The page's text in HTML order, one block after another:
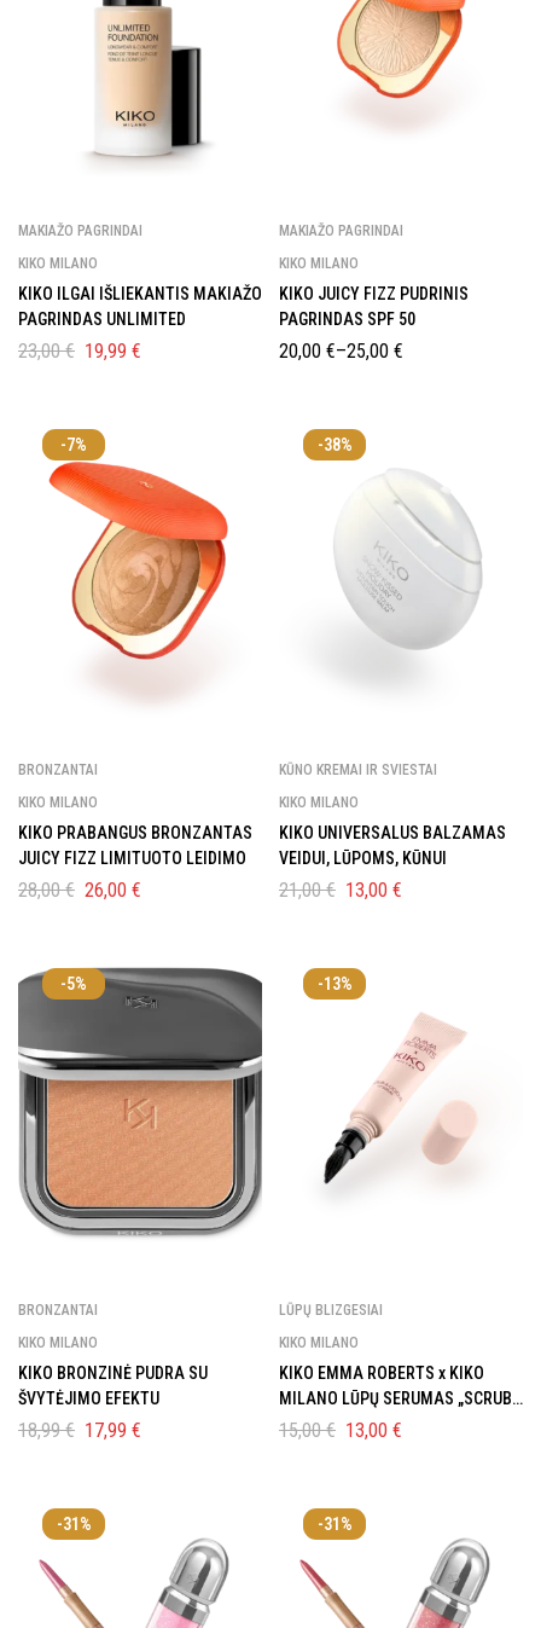
MAKIAŽO PAGRINDAI
KIKO MILANO
KIKO ILGAI IŠLIEKANTIS MAKIAŽO
PAGRINDAS UNLIMITED
23,00€ 19,99 €
MAKIAŽO PAGRINDAI
KIKO MILANO
KIKO JUICY FIZZ PUDRINIS
PAGRINDAS SPF 50
20,00 €–25,00 €
-7%
BRONZANTAI
KIKO MILANO
KIKO PRABANGUS BRONZANTAS
JUICY FIZZ LIMITUOTO LEIDIMO
28,00€ 26,00 €
-38%
KŪNO KREMAI IR SVIESTAI
KIKO MILANO
KIKO UNIVERSALUS BALZAMAS
VEIDUI, LŪPOMS, KŪNUI
21,00€ 13,00 €
-5%
BRONZANTAI
KIKO MILANO
KIKO BRONZINĖ PUDRA SU
ŠVYTĖJIMO EFEKTU
18,99€ 17,99 €
-13%
LŪPŲ BLIZGESIAI
KIKO MILANO
KIKO EMMA ROBERTS x KIKO
MILANO LŪPŲ SERUMAS „SCRUB -
A -LICIOUS “
15,00€ 13,00 €
-31% -31%
GAUK 10% NUOLAIDĄPIRMAM